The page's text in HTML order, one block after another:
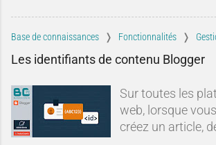
Base de connaissances Fonctionnalités
Les identifiants de contenu Blogger
Sur toutes les
web, lorsque
créez un article,